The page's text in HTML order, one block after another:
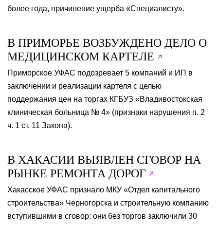
более года, причинение ущерба «Специалисту».
В ПРИМОРЬЕ ВОЗБУЖДЕНО ДЕЛО О
МЕДИЦИНСКОМ КАРТЕЛЕ
Приморское УФАС подозревает 5 компаний и ИП в
заключении и реализации картеля с целью
поддержания цен на торгах КГБУЗ «Владивостокская
клиническая больница № 4» (признаки нарушения п. 2
ч. 1 ст. 11 Закона).
В ХАКАСИИ ВЫЯВЛЕН СГОВОР НА
РЫНКЕ РЕМОНТА ДОРОГ
Хакасское УФАС признало МКУ «Отдел капитального
строительства» Черногорска и строительную компанию
вступившими в сговор: они без торгов заключили 30